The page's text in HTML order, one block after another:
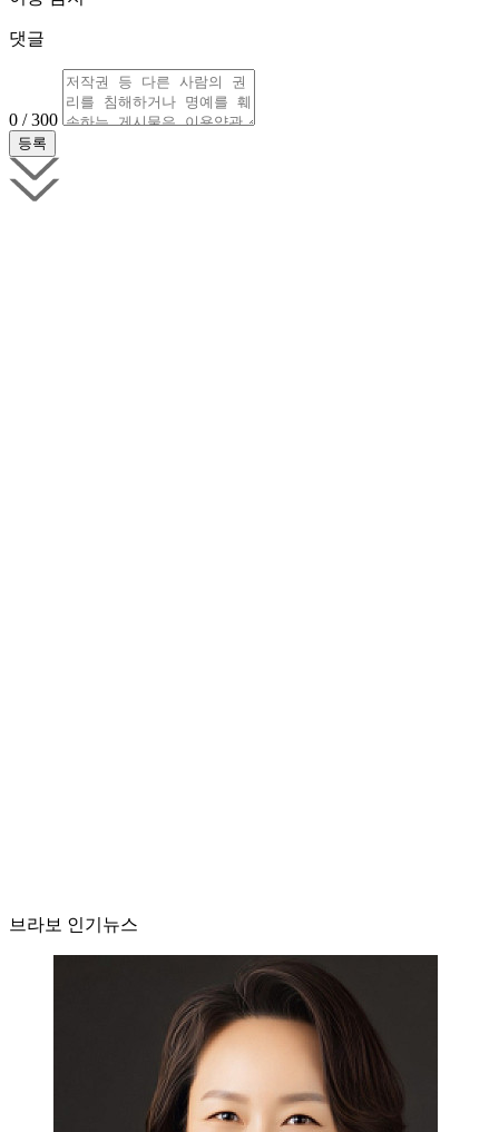
댓글
0 / 300
브라보 인기뉴스